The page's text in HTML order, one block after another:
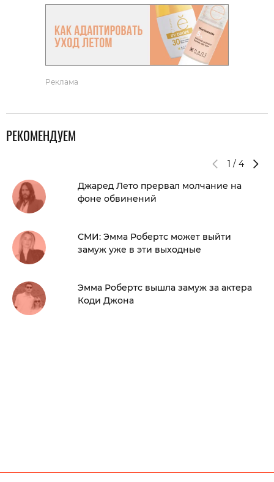
Реклама
РЕКОМЕНДУЕМ
1 / 4
Джаред Лето прервал молчание на
фоне обвинений
СМИ: Эмма Робертс может выйти
замуж уже в эти выходные
Эмма Робертс вышла замуж за актера
Коди Джона